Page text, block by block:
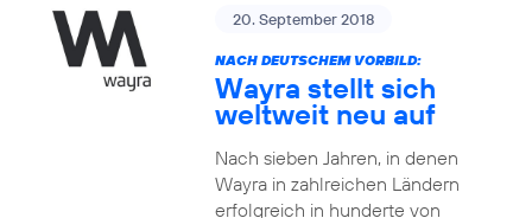
20. September 2018
NACH DEUTSCHEM VORBILD:
Wayra stellt sich
weltweit neu auf
Nach sieben Jahren, in denen
Wayra in zahlreichen Ländern
erfolgreich in hunderte von